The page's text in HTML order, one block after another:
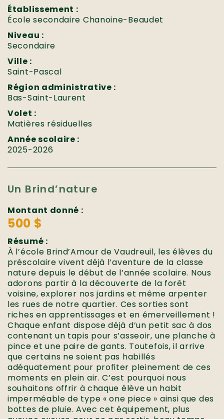
Établissement :
École secondaire Chanoine-Beaudet
Niveau :
Secondaire
Ville :
Saint-Pascal
Région administrative :
Bas-Saint-Laurent
Volet :
Matières résiduelles
Année scolaire :
2025-2026
Un Brind’nature
Montant donné :
500 $
Résumé :
À l’école Brind’Amour de Vaudreuil, les élèves du
préscolaire vivent déjà l’aventure de la classe
nature depuis le début de l’année scolaire. Nous
adorons partir à la découverte de la forêt
voisine, explorer nos jardins et même arpenter
les rues de notre quartier. Ces sorties sont
riches en apprentissages et en émerveillement !
Chaque enfant dispose déjà d’un petit sac à dos
contenant un tapis pour s’asseoir, une planche à
pince et une paire de gants. Toutefois, il arrive
que certains ne soient pas habillés
adéquatement pour profiter pleinement de ces
moments en plein air. C’est pourquoi nous
souhaitons offrir à chaque élève un habit
imperméable de type « one piece » ainsi que des
bottes de pluie. Avec cet équipement, plus